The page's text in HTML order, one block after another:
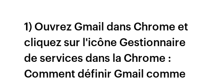
1) Ouvrez Gmail dans Chrome et
cliquez sur l'icône Gestionnaire
de services dans la Chrome :
Comment définir Gmail comme